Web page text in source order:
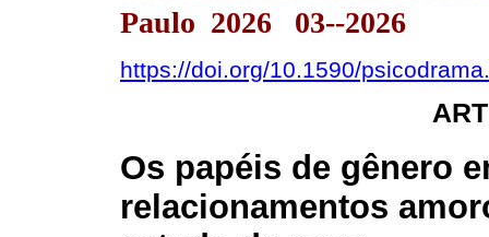
Paulo 2026 03--2026
https://doi.org/10.1590/
Os papéis de gênero
relacionamentos